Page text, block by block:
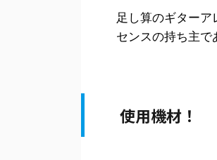
足し算のギター
センスの持ち主で
使用機材！